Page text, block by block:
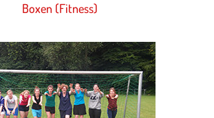
Boxen (Fitness)